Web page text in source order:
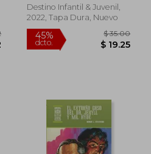
Destino Infantil & Juvenil,
2022, Tapa Dura, Nuevo